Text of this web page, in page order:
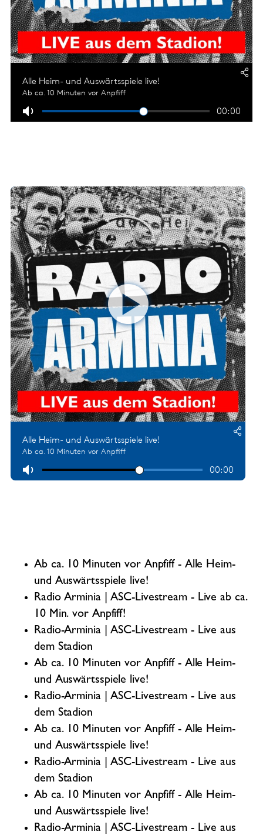
Ab ca. 10 Minuten vor Anpfiff - Alle Heim-
und Auswärtsspiele live!
Radio Arminia | ASC-Livestream - Live ab ca.
10 Min. vor Anpfiff!
Radio-Arminia | ASC-Livestream - Live aus
dem Stadion
Ab ca. 10 Minuten vor Anpfiff - Alle Heim-
und Auswärtsspiele live!
Radio-Arminia | ASC-Livestream - Live aus
dem Stadion
Ab ca. 10 Minuten vor Anpfiff - Alle Heim-
und Auswärtsspiele live!
Radio-Arminia | ASC-Livestream - Live aus
dem Stadion
Ab ca. 10 Minuten vor Anpfiff - Alle Heim-
und Auswärtsspiele live!
Radio-Arminia | ASC-Livestream - Live aus